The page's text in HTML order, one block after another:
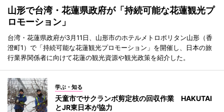
山形で台湾・花蓮県政府が「持続可能な花蓮観光プ
ロモーション」
台湾・花蓮県政府が3月11日、山形市のホテルメトロポリタン山形（香
澄町1）で「持続可能な花蓮観光プロモーション」を開催し、日本の旅
行業界関係者に向けて花蓮の観光資源や観光政策を紹介した。
学ぶ・知る
天童市でサクランボ剪定枝の回収作業 HAKUTAI
とJR東日本が協力